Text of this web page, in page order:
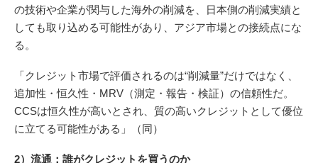
の技術や企業が関与した海外の削減を、日本側の削減実績と
しても取り込める可能性があり、アジア市場との接続点にな
る。
「クレジット市場で評価されるのは“削減量”だけではなく、
追加性・恒久性・MRV（測定・報告・検証）の信頼性だ。
CCSは恒久性が高いとされ、質の高いクレジットとして優位
に立てる可能性がある」（同）
2）流通：誰がクレジットを買うのか